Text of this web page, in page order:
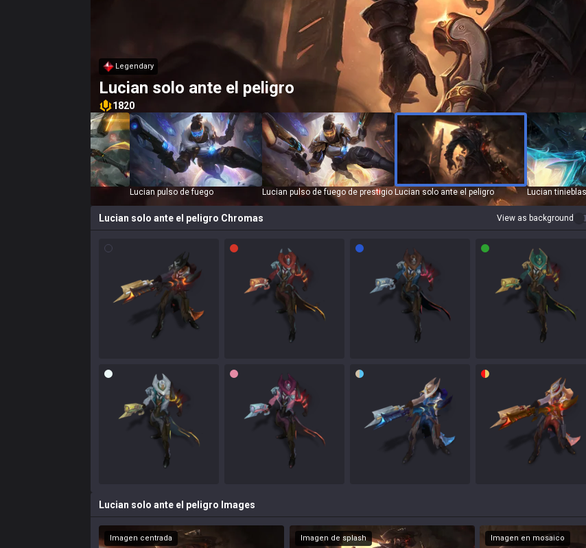
Legendary
Lucian solo ante el peligro
1820
Lucian pulso de fuego Lucian pulso de fuego de prestigio Lucian solo ante el peligro Lucian
Lucian solo ante el peligro Chromas View as background
Lucian solo ante el peligro Images
Imagen centrada Imagen de splash Imagen en mosaico